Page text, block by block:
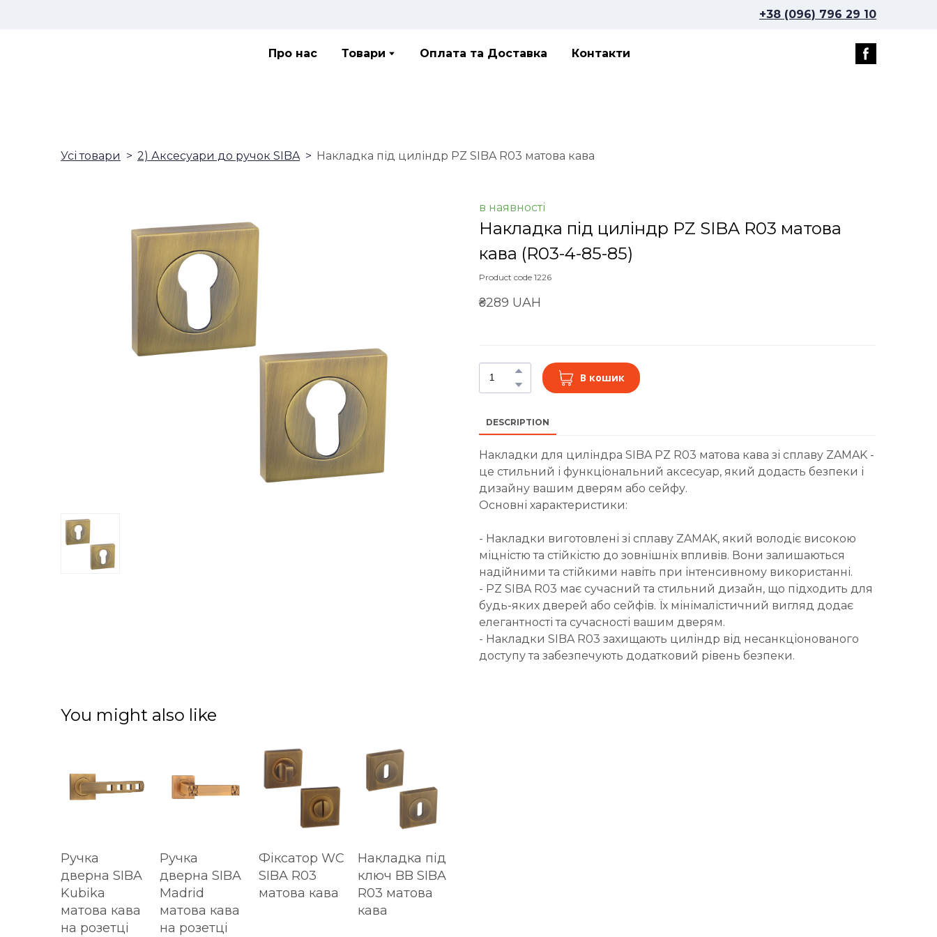
+38 (096) 796 29 10
Про нас Товари Оплата та Доставка Контакти
Усі товари 2) Аксесуари до ручок SIBA Накладка під циліндр PZ SIBA R03 матова кава
в наявності
Накладка під циліндр PZ SIBA R03 матова
кава (R03-4-85-85)
Product code 1226
₴289 UAH
В кошик
DESCRIPTION
Накладки для циліндра SIBA PZ R03 матова кава зі сплаву ZAMAK -
це стильний і функціональний аксесуар, який додасть безпеки і
дизайну вашим дверям або сейфу.
Основні характеристики:
- Накладки виготовлені зі сплаву ZAMAK, який володіє високою
міцністю та стійкістю до зовнішніх впливів. Вони залишаються
надійними та стійкими навіть при інтенсивному використанні.
- PZ SIBA R03 має сучасний та стильний дизайн, що підходить для
будь-яких дверей або сейфів. Їх мінімалістичний вигляд додає
елегантності та сучасності вашим дверям.
- Накладки SIBA R03 захищають циліндр від несанкціонованого
доступу та забезпечують додатковий рівень безпеки.
You might also like
Ручка
дверна SIBA
Kubika
матова кава
на розетці
Ручка
дверна SIBA
Madrid
матова кава
на розетці
Фіксатор WC
SIBA R03
матова кава
Накладка під
ключ BB SIBA
R03 матова
кава